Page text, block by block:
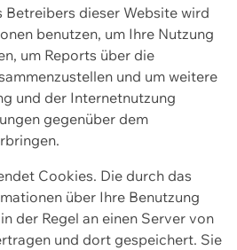
dieser Website wird
benutzen, um Ihre Nutzung
um Reports über die
und um weitere
und der Internetnutzung
gegenüber dem
Cookies. Die durch das
über Ihre Benutzung
der Regel an einen Server von
und dort gespeichert. Sie